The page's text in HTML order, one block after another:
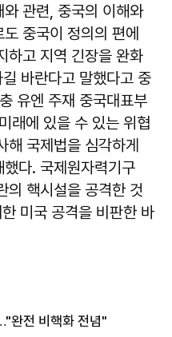
관련, 중국의 이해와
중국이 정의의 편에
하고 지역 긴장을 완화
바란다고 말했다고 중
유엔 주재 중국대표부
래에 있을 수 있는 위협
해 국제법을 심각하게
다. 국제원자력기구
의 핵시설을 공격한 것
미국 공격을 비판한 바
완전 비핵화 전념"